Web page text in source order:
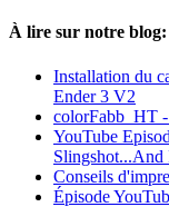
À lire sur notre blog:
Installation du
Ender 3 V2
colorFabb_HT -
YouTube
Slingshot...And
Conseils
Épisode